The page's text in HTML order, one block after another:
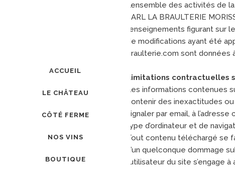
ACCUEIL
LE CHÂTEAU
CÔTÉ FERME
NOS VINS
BOUTIQUE
L’ensemble des activités
SARL LA BRAULTERIE
renseignements figurant
de modifications ayant été
braulterie.com sont données
Limitations contractuelles
Les informations contenues
contenir des inexactitudes
signaler par email, à
type d’ordinateur et de
Tout contenu téléchargé se
d’un quelconque dommage
l’utilisateur du site